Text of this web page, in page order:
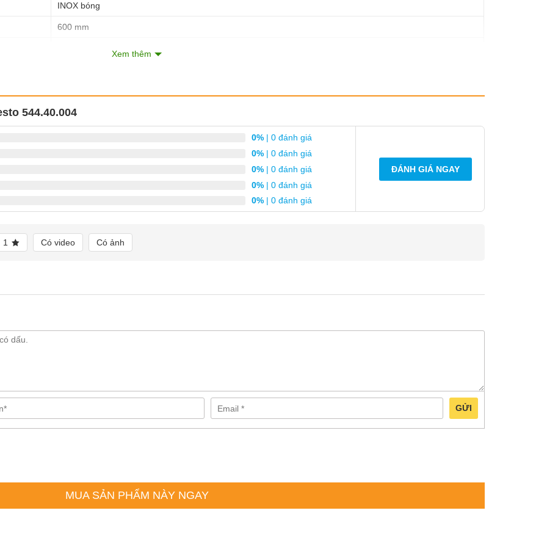
INOX bóng
600 mm
tối thiểu 300 mm
Khay úp dĩa, khay úp chén, khay hứng nước & bộ ốc vít lắp đặt
01 năm chính hãng theo chính sách Hafele Việt Nam
cho tủ bếp trên
phụ kiện tủ bếp chính hãng của Cucina – thương hiệu phụ kiện nhà bếp chuẩn chất lượng Italia, được phân phối bởi
Xem thêm
544.40.004
0% | 0 đánh giá
0% | 0 đánh giá
0% | 0 đánh giá
0% | 0 đánh giá
0% | 0 đánh giá
ĐÁNH GIÁ NGAY
1 Có video Có ảnh
GỬI
MUA SẢN PHẨM NÀY NGAY